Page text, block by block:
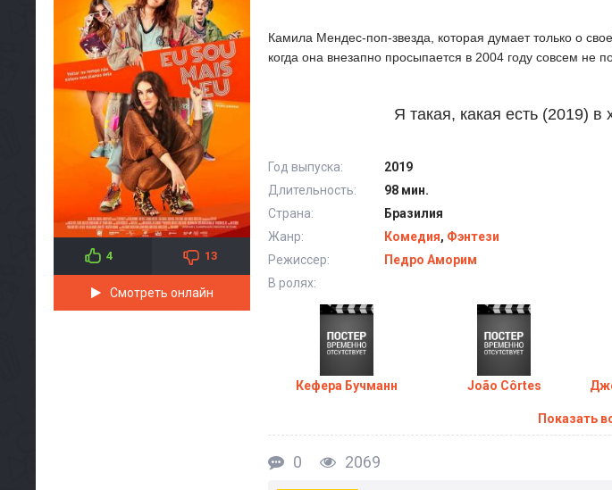
4 13
Смотреть онлайн
Камила Мендес-поп-звезда, которая думает только о
когда она внезапно просыпается в 2004 году совсем не
Я такая, какая есть (2019) в
Год выпуска:
2019
Длительность:
98 мин.
Страна:
Бразилия
Жанр:
Комедия, Фэнтези
Режиссер:
Педро Аморим
В ролях:
Кефера Бучманн João Côrtes
Показать
0 2069